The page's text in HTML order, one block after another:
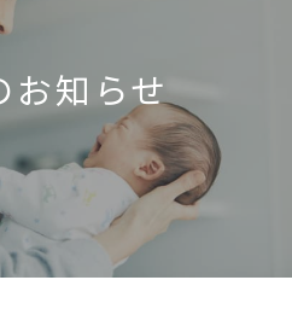
お知らせ